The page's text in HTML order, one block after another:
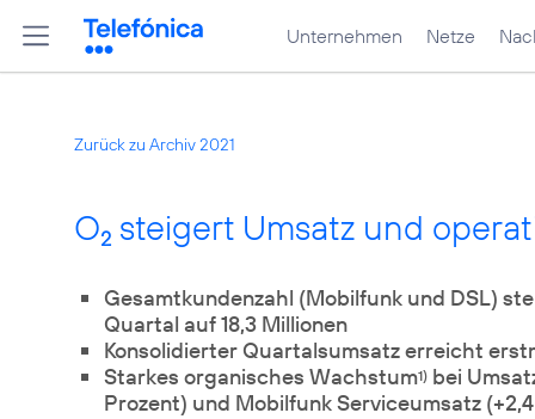
Unternehmen Netze
Zurück zu Archiv 2021
O2 steigert Umsatz und
Gesamtkundenzahl (Mobilfunk und DSL)
Quartal auf 18,3 Millionen
Konsolidierter Quartalsumsatz erreicht
Starkes organisches Wachstum1) bei
Prozent) und Mobilfunk Serviceumsatz